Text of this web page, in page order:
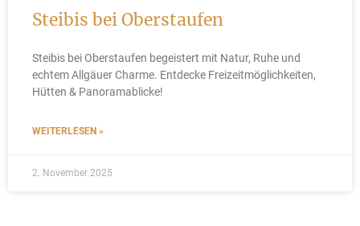
Steibis bei Oberstaufen
Steibis bei Oberstaufen begeistert mit Natur, Ruhe und
echtem Allgäuer Charme. Entdecke Freizeitmöglichkeiten,
Hütten & Panoramablicke!
WEITERLESEN »
2. November 2025